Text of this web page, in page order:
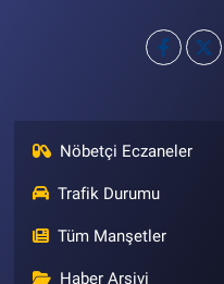
Nöbetçi Eczaneler
Trafik Durumu
Tüm Manşetler
Haber Arşivi